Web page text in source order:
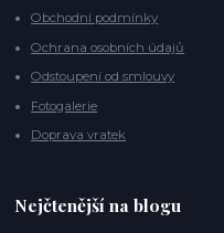
Obchodní podmínky
Ochrana osobních údajů
Odstoupení od smlouvy
Fotogalerie
Doprava vratek
Nejčtenější na blogu